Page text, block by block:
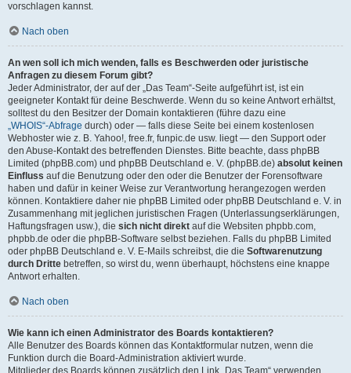
vorschlagen kannst.
Nach oben
An wen soll ich mich wenden, falls es Beschwerden oder juristische
Anfragen zu diesem Forum gibt?
Jeder Administrator, der auf der „Das Team“-Seite aufgeführt ist, ist ein
geeigneter Kontakt für deine Beschwerde. Wenn du so keine Antwort erhältst,
solltest du den Besitzer der Domain kontaktieren (führe dazu eine
„WHOIS“-Abfrage durch) oder — falls diese Seite bei einem kostenlosen
Webhoster wie z. B. Yahoo!, free.fr, funpic.de usw. liegt — den Support oder
den Abuse-Kontakt des betreffenden Dienstes. Bitte beachte, dass phpBB
Limited (phpBB.com) und phpBB Deutschland e. V. (phpBB.de) absolut keinen
Einfluss auf die Benutzung oder den oder die Benutzer der Forensoftware
haben und dafür in keiner Weise zur Verantwortung herangezogen werden
können. Kontaktiere daher nie phpBB Limited oder phpBB Deutschland e. V. in
Zusammenhang mit jeglichen juristischen Fragen (Unterlassungserklärungen,
Haftungsfragen usw.), die sich nicht direkt auf die Websiten phpbb.com,
phpbb.de oder die phpBB-Software selbst beziehen. Falls du phpBB Limited
oder phpBB Deutschland e. V. E-Mails schreibst, die die Softwarenutzung
durch Dritte betreffen, so wirst du, wenn überhaupt, höchstens eine knappe
Antwort erhalten.
Nach oben
Wie kann ich einen Administrator des Boards kontaktieren?
Alle Benutzer des Boards können das Kontaktformular nutzen, wenn die
Funktion durch die Board-Administration aktiviert wurde.
Mitglieder des Boards können zusätzlich den Link „Das Team“ verwenden.